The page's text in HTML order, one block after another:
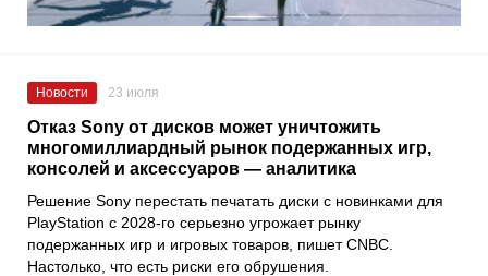
Новости 23 июля
Отказ Sony от дисков может уничтожить
многомиллиардный рынок подержанных игр,
консолей и аксессуаров — аналитика
Решение Sony перестать печатать диски с новинками для
PlayStation с 2028-го серьезно угрожает рынку
подержанных игр и игровых товаров, пишет CNBC.
Настолько, что есть риски его обрушения.